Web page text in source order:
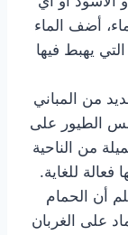
أضف الماء
يهبط فيها
من المباني
الطيور على
من الناحية
فعالة للغاية.
أن الحمام
على الغربان